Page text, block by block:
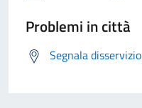
Problemi in città
Segnala disservizio